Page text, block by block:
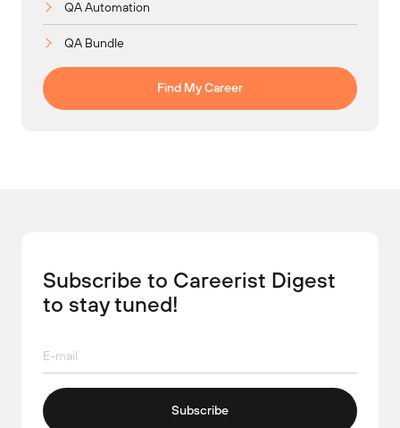
QA Automation
QA Bundle
Find My Career
Subscribe to Careerist Digest
to stay tuned!
Subscribe